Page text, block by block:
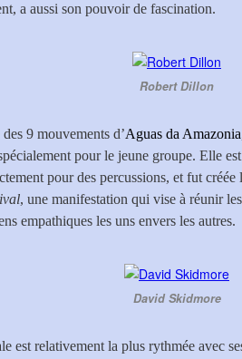
a aussi son pouvoir de fascination.
Robert Dillon
9 mouvements d’Aguas da Amazonia
pour le jeune groupe. Elle
pour des percussions, et fut
, une manifestation qui vise à réunir
empathiques les uns envers les autres.
David Skidmore
est relativement la plus rythmée avec